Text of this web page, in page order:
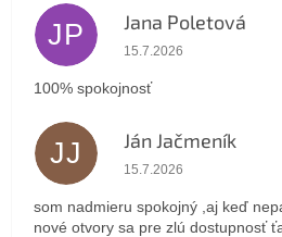
JP Jana Poletová
Hodnotenie obchodu
15.7.2026
100% spokojnosť
JJ Ján Jačmeník
Hodnotenie obchodu
15.7.2026
som nadmieru spokojný ,aj keď
nové otvory sa pre zlú dostupnosť